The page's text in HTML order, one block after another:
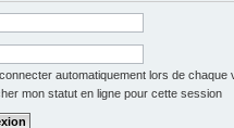
automatiquement lors de chaque
mon statut en ligne pour cette session